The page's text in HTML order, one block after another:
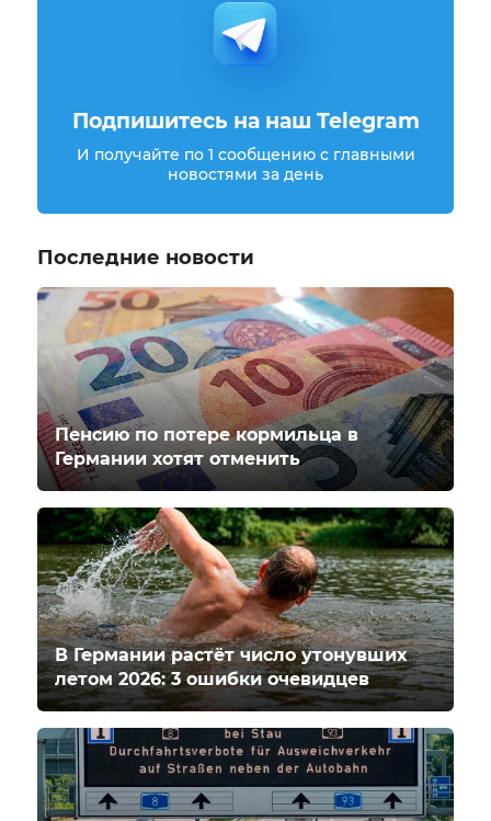
Подпишитесь на наш Telegram
И получайте по 1 сообщению с главными
новостями за день
Последние новости
Пенсию по потере кормильца в
Германии хотят отменить
В Германии растёт число утонувших
летом 2026: 3 ошибки очевидцев